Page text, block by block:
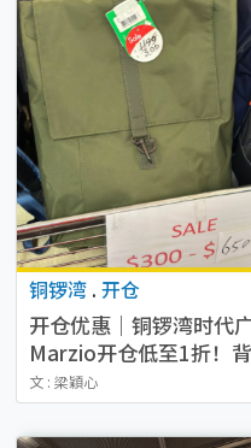
铜锣湾 . 开仓
开仓优惠｜铜锣湾时
Marzio开仓低至1折！
文 : 梁穎心